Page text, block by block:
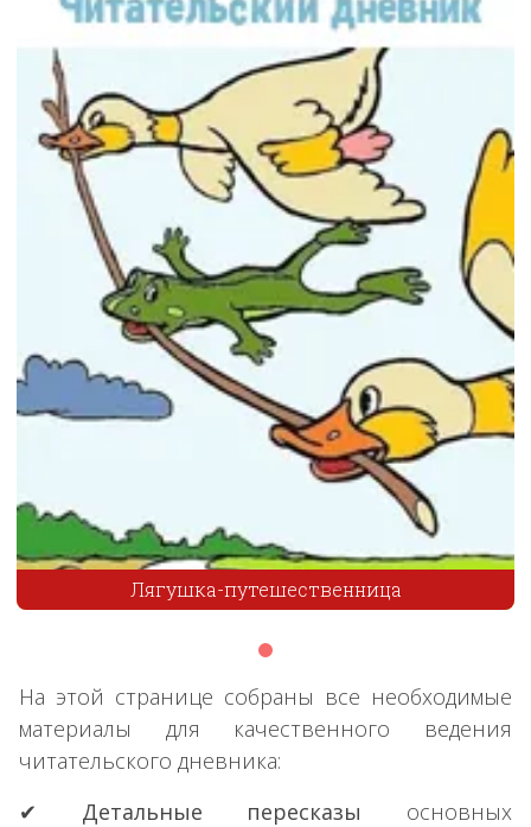
Лягушка-путешественница
На этой странице собраны все необходимые
материалы для качественного ведения
читательского дневника:
✔ Детальные пересказы основных